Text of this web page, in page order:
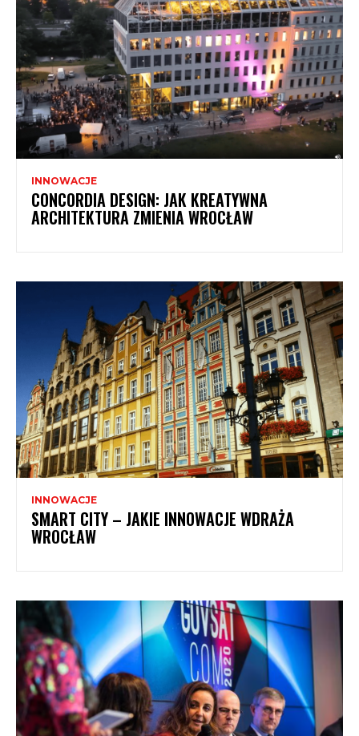
INNOWACJE
CONCORDIA DESIGN: JAK KREATYWNA
ARCHITEKTURA ZMIENIA WROCŁAW
INNOWACJE
SMART CITY – JAKIE INNOWACJE WDRAŻA
WROCŁAW